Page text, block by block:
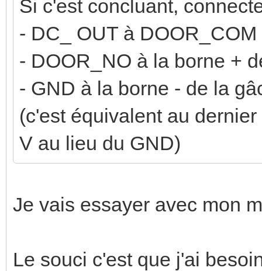
Si c'est concluant,
- DC_ OUT à DOOR_COM
- DOOR_NO à la borne +
- GND à la borne - de la
(c'est équivalent au
V au lieu du GND)
Je vais essayer avec mon
Le souci c'est que j'ai